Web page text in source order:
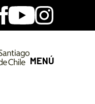
YoutubeInstagram
MENÚ